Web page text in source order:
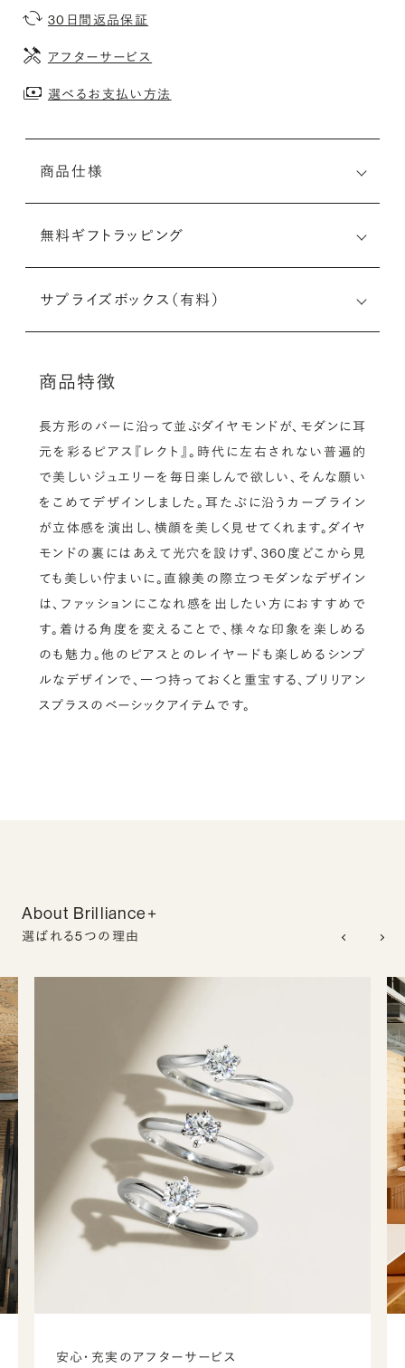
30日間返品保証
アフターサービス
選べるお支払い方法
商品仕様
無料ギフトラッピング
サプライズボックス（有料）
商品特徴
長方形のバーに沿って並ぶダイヤモンドが、モダンに耳
元を彩るピアス『レクト』。時代に左右されない普遍的
で美しいジュエリーを毎日楽しんで欲しい、そんな願い
をこめてデザインしました。耳たぶに沿うカーブライン
が立体感を演出し、横顔を美しく見せてくれます。ダイヤ
モンドの裏にはあえて光穴を設けず、360度どこから見
ても美しい佇まいに。直線美の際立つモダンなデザイン
は、ファッションにこなれ感を出したい方におすすめで
す。着ける角度を変えることで、様々な印象を楽しめる
のも魅力。他のピアスとのレイヤードも楽しめるシンプ
ルなデザインで、一つ持っておくと重宝する、ブリリアン
スプラスのベーシックアイテムです。
About Brilliance+
選ばれる5つの理由
安心・充実のアフターサービス